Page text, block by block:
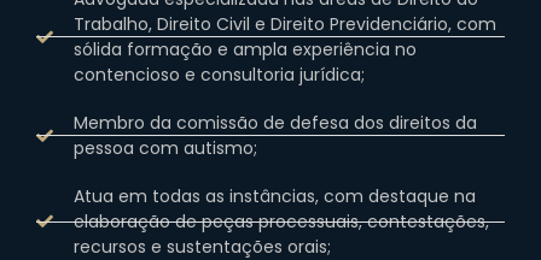
Trabalho, Direito Civil e Direito Previdenciário, com
sólida formação e ampla experiência no
contencioso e consultoria jurídica;
Membro da comissão de defesa dos direitos da
pessoa com autismo;
Atua em todas as instâncias, com destaque na
elaboração de peças processuais, contestações,
recursos e sustentações orais;